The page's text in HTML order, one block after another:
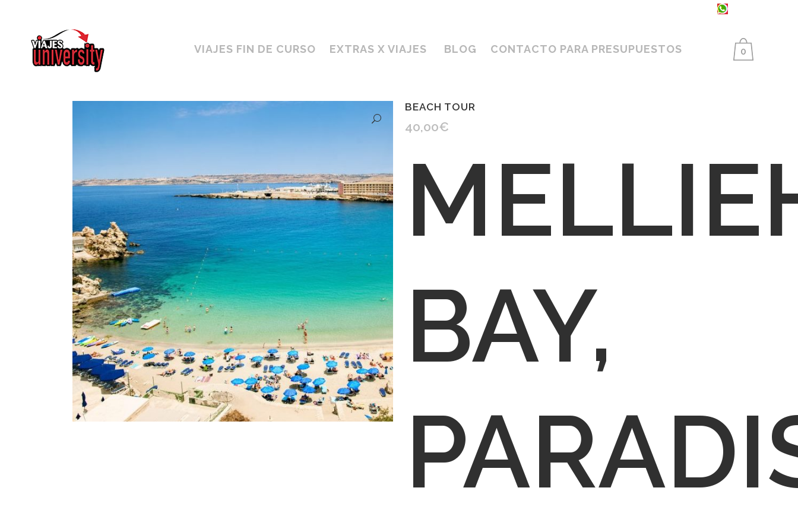
0
VIAJES FIN DE CURSO EXTRAS X VIAJES BLOG CONTACTO PARA PRESUPUESTOS
BEACH TOUR
40,00€
BAY,